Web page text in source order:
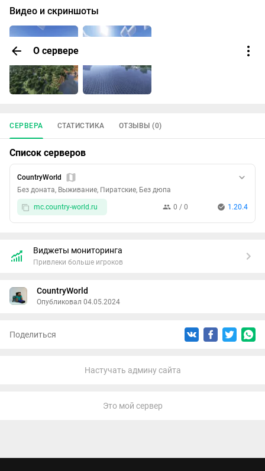
О сервере
которое изменяет торговлю с библиотекарями. При создании
мира находится во вкладке эксперименты. Тема известная,
можете найти в интернете) Попасть на сервер можно
сервер и заполни Гугл форму. Открытие - 2 мая 2024
Видео и скриншоты
СЕРВЕРА СТАТИСТИКА ОТЗЫВЫ (0)
Список серверов
CountryWorld
Без доната, Выживание, Пиратские, Без дюпа
0 / 0 1.20.4
mc.country-world.ru
Виджеты мониторинга
Привлеки больше игроков
CountryWorld
Опубликовал 04.05.2024
Поделиться
Настучать админу сайта
Это мой сервер